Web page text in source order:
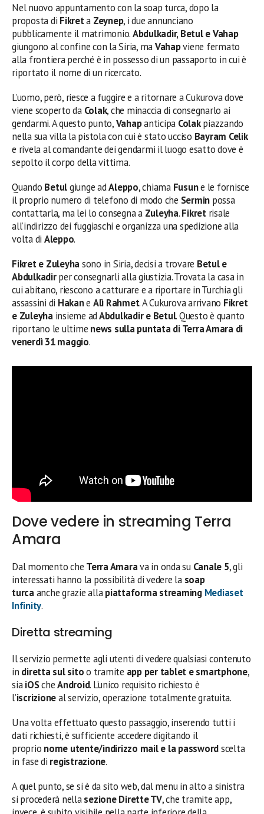
Nel nuovo appuntamento con la soap turca, dopo la
proposta di Fikreta Zeynep, i due annunciano
pubblicamente il matrimonio.Abdulkadir, Betul e Vahap
giungono al confine con la Siria, maVahapviene fermato
alla frontiera perché è in possesso di un passaporto in cui è
riportato il nome di un ricercato.
L’uomo, però, riesce a fuggire e a ritornare a Cukurova dove
viene scoperto da Colak, che minaccia di consegnarlo ai
gendarmi. A questo punto,Vahapanticipa Colakpiazzando
nella sua villa la pistola con cui è stato ucciso Bayram Celik
e rivela al comandante dei gendarmi il luogo esatto dove è
sepolto il corpo della vittima.
Quando Betulgiunge adAleppo, chiama Fusune le fornisce
il proprio numero di telefono di modo che Sermin possa
contattarla, ma lei lo consegna a Zuleyha.Fikretrisale
all’indirizzo dei fuggiaschi e organizza una spedizione alla
volta di Aleppo.
Fikret e Zuleyhasono in Siria, decisi a trovare Betul e
Abdulkadirper consegnarli alla giustizia. Trovata la casa in
cui abitano, riescono a catturare e a riportare in Turchia gli
assassini di Hakane Alì Rahmet. A Cukurova arrivano Fikret
e Zuleyhainsieme adAbdulkadir e Betul. Questo è quanto
riportano le ultime news sulla puntata di Terra Amara di
venerdì 31 maggio.
Dove vedere in streaming Terra
Amara
Dal momento che Terra Amarava in onda su Canale 5, gli
interessati hanno la possibilità di vedere la soap
turcaanche grazie allapiattaforma streaming Mediaset
Infinity.
Diretta streaming
Il servizio permette agli utenti di vedere qualsiasi contenuto
in diretta sul sitoo tramite app per tablet e smartphone,
siaiOScheAndroid. L’unico requisito richiesto è
l’iscrizioneal servizio, operazione totalmente gratuita.
Una volta effettuato questo passaggio, inserendo tutti i
dati richiesti, è sufficiente accedere digitando il
proprio nome utente/indirizzo mail e la passwordscelta
in fase di registrazione.
A quel punto, se si è da sito web, dal menu in alto a sinistra
si procederà nellasezione Dirette TV, che tramite app,